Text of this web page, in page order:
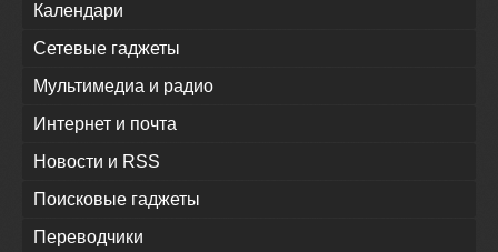
Календари
Сетевые гаджеты
Мультимедиа и радио
Интернет и почта
Новости и RSS
Поисковые гаджеты
Переводчики